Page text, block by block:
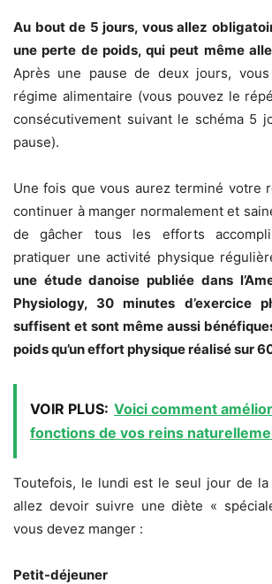
Au bout de 5 jours, vous allez
une perte de poids, qui peut même
Après une pause de deux jours,
régime alimentaire (vous pouvez le
consécutivement suivant le schéma 5
pause).
Une fois que vous aurez terminé votre
continuer à manger normalement et
de gâcher tous les efforts
pratiquer une activité physique
une étude danoise publiée dans
Physiology, 30 minutes d’exercice
suffisent et sont même aussi
poids qu’un effort physique réalisé sur
VOIR PLUS: Voici comment
fonctions de vos reins
Toutefois, le lundi est le seul jour de la
allez devoir suivre une diète «
vous devez manger :
Petit-déjeuner